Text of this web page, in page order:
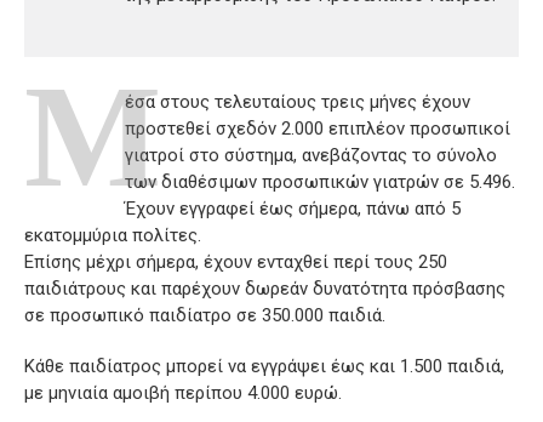
Μέσα στους τελευταίους τρεις μήνες έχουν
προστεθεί σχεδόν 2.000 επιπλέον προσωπικοί
γιατροί στο σύστημα, ανεβάζοντας το σύνολο
των διαθέσιμων προσωπικών γιατρών σε 5.496.
Έχουν εγγραφεί έως σήμερα, πάνω από 5
εκατομμύρια πολίτες.
Επίσης μέχρι σήμερα, έχουν ενταχθεί περί τους 250
παιδιάτρους και παρέχουν δωρεάν δυνατότητα πρόσβασης
σε προσωπικό παιδίατρο σε 350.000 παιδιά.
Κάθε παιδίατρος μπορεί να εγγράψει έως και 1.500 παιδιά,
με μηνιαία αμοιβή περίπου 4.000 ευρώ.